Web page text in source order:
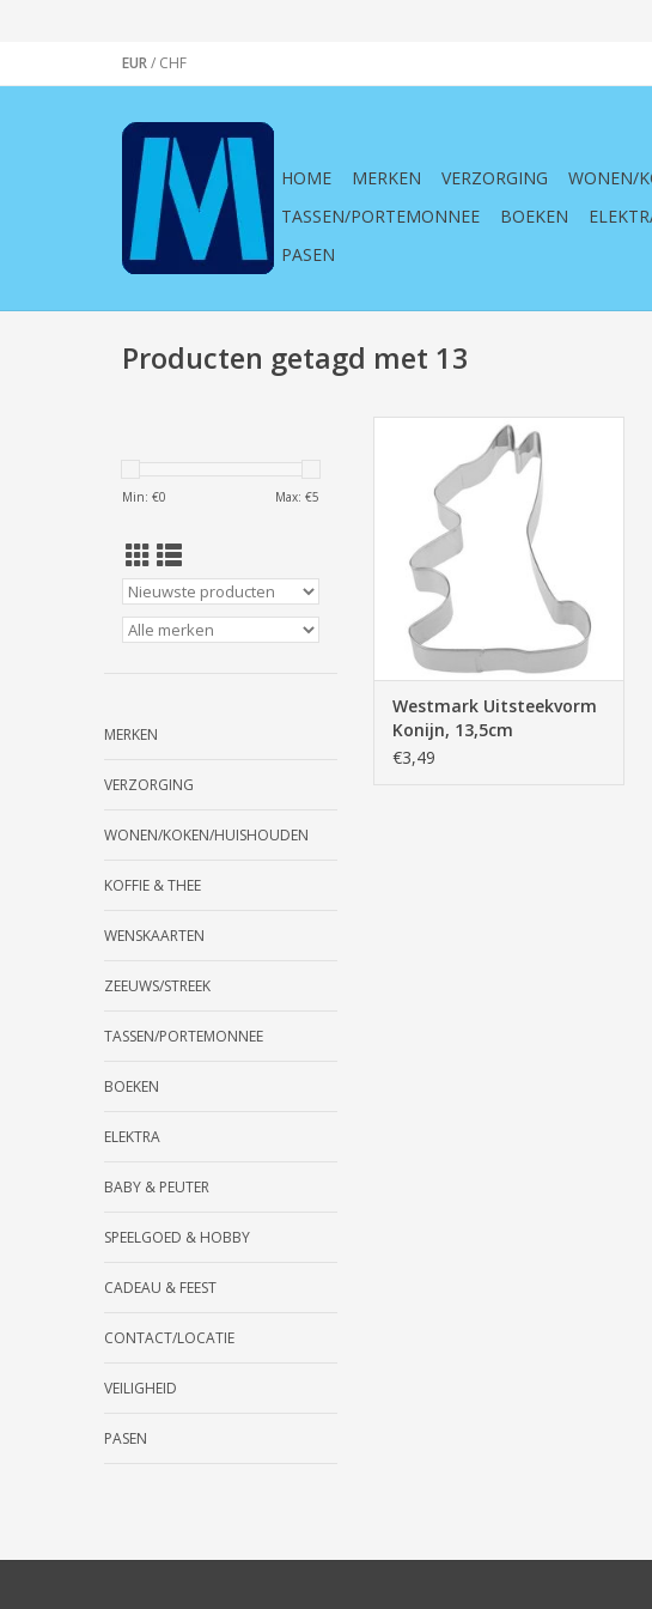
EUR/ CHF
HOME MERKEN VERZORGING WONEN/
TASSEN/PORTEMONNEE
BOEKEN
PASEN
Producten getagd met 13
Min: €0 Max: €5
MERKEN
VERZORGING
WONEN/KOKEN/HUISHOUDEN
KOFFIE & THEE
WENSKAARTEN
ZEEUWS/STREEK
TASSEN/PORTEMONNEE
BOEKEN
ELEKTRA
BABY & PEUTER
SPEELGOED & HOBBY
CADEAU & FEEST
CONTACT/LOCATIE
VEILIGHEID
PASEN
Westmark ,Uitsteekvorm ,Konijn,
13,5cm, Pasen, konijn, haas,
feestdag, koekjes,
uitsteekvormpje,
TOEVOEGEN AAN WINKELWAGEN
Westmark Uitsteekvorm
Konijn, 13,5cm
€3,49